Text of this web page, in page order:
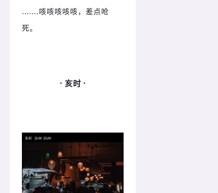
.......咳咳咳咳咳，差点呛
死。
· 亥时 ·